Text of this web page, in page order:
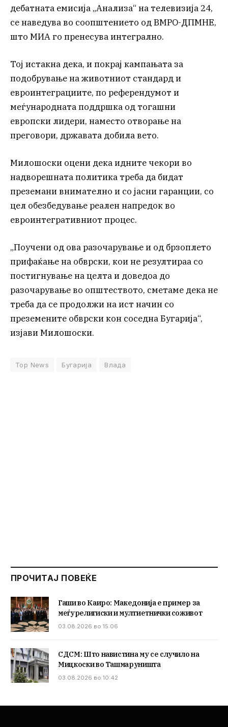
дебатната емисија „Анализа“ на телевизија 24,
се наведува во соопштението од ВМРО-ДПМНЕ,
што МИА го пренесува интегрално.
Тој истакна дека, и покрај кампањата за
подобрување на животниот стандард и
евроинтеграциите, по референдумот и
меѓународната поддршка од тогашни
европски лидери, наместо отворање на
преговори, државата добила вето.
Милошоски оцени дека идните чекори во
надворешната политика треба да бидат
преземани внимателно и со јасни гаранции, со
цел обезбедување реален напредок во
евроинтегративниот процес.
„Поучени од ова разочарување и од брзоплето
прифаќање на обврски, кои не резултираа со
постигнување на целта и доведоа до
разочарување во општеството, сметаме дека не
треба да се продолжи на ист начин со
преземените обврски кон соседна Бугарија“,
изјави Милошоски.
Top News Бугарија Влада
ПРОЧИТАЈ ПОВЕЌЕ
Гаши во Каиро: Македонија е пример за
меѓурелигиски и мултиетнички соживот
03.08.2026 во 15:06
СДСМ: Што навистина му се случило на
Мицкоски во Ташмаруништа
03.08.2026 во 10:42